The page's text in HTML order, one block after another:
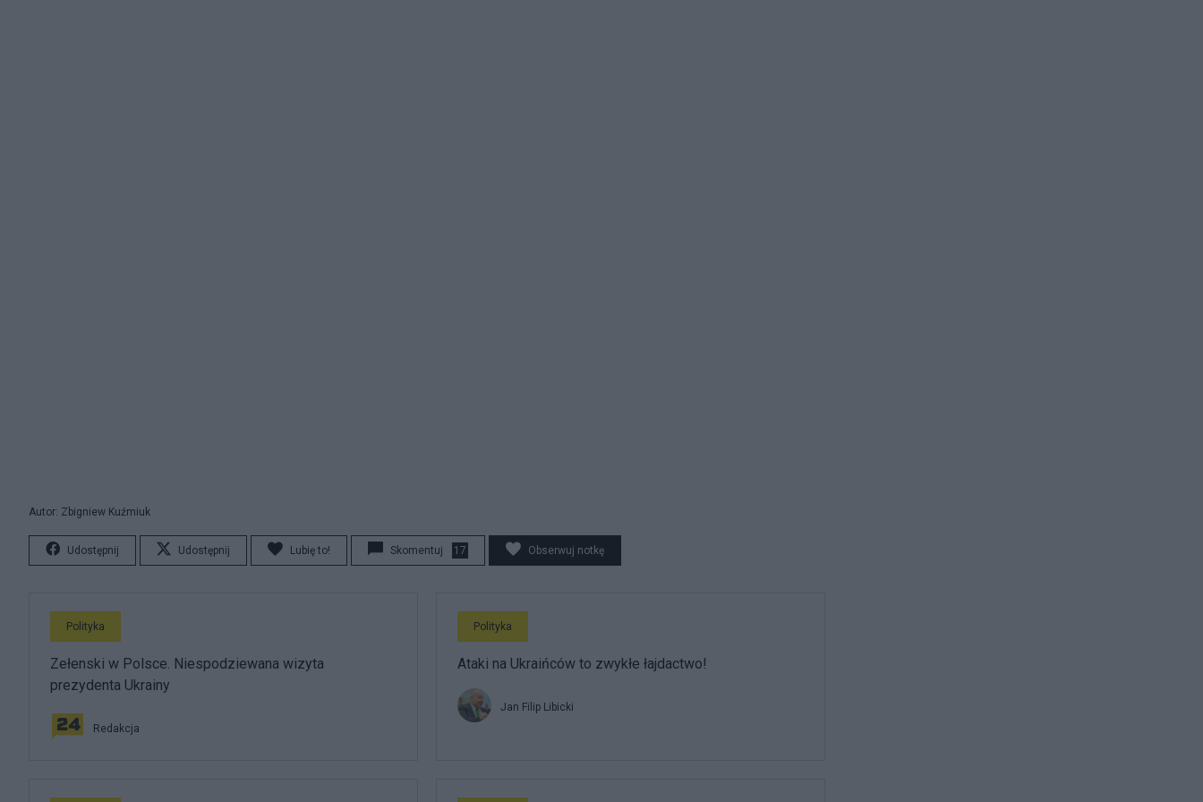
Autor: Zbigniew Kuźmiuk
Udostępnij Udostępnij Lubię to! Skomentuj 17 Obserwuj notkę
Polityka
Zełenski w Polsce. Niespodziewana wizyta
prezydenta Ukrainy
Redakcja
Polityka
Ataki na Ukraińców to zwykłe łajdactwo!
Jan Filip Libicki